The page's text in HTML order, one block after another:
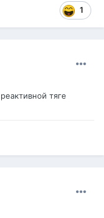
1
тяге